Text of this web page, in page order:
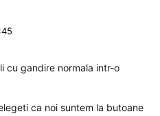
cu gandire normala intr-o
ca noi suntem la butoane